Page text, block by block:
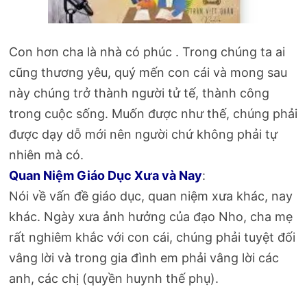
Con hơn cha là nhà có phúc . Trong chúng ta ai
cũng thương yêu, quý mến con cái và mong sau
này chúng trở thành người tử tế, thành công
trong cuộc sống. Muốn được như thế, chúng phải
được dạy dỗ mới nên người chứ không phải tự
nhiên mà có.
Quan Niệm Giáo Dục Xưa và Nay:
Nói về vấn đề giáo dục, quan niệm xưa khác, nay
khác. Ngày xưa ảnh hưởng của đạo Nho, cha mẹ
rất nghiêm khắc với con cái, chúng phải tuyệt đối
vâng lời và trong gia đình em phải vâng lời các
anh, các chị (quyền huynh thế phụ).